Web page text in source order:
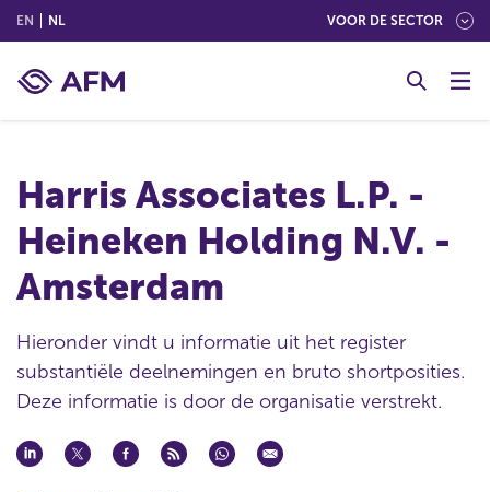
EN (ENGLISH)
NL(NEDERLANDS (NEDERLAND)) VOOR DE SECTOR
Harris Associates L.P. -
Heineken Holding N.V. -
Amsterdam
Hieronder vindt u informatie uit het register
substantiële deelnemingen en bruto shortposities.
Deze informatie is door de organisatie verstrekt.